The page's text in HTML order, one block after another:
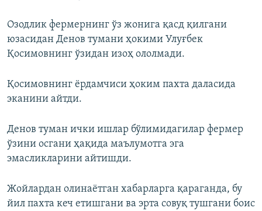
Озодлик фермернинг ўз жонига қасд қилгани
юзасидан Денов тумани ҳокими Улуғбек
Қосимовнинг ўзидан изоҳ ололмади.
Қосимовнинг ёрдамчиси ҳоким пахта даласида
эканини айтди.
Денов туман ички ишлар бўлимидагилар фермер
ўзини осгани ҳақида маълумотга эга
эмасликларини айтишди.
Жойлардан олинаётган хабарларга қараганда, бу
йил пахта кеч етишгани ва эрта совуқ тушгани боис